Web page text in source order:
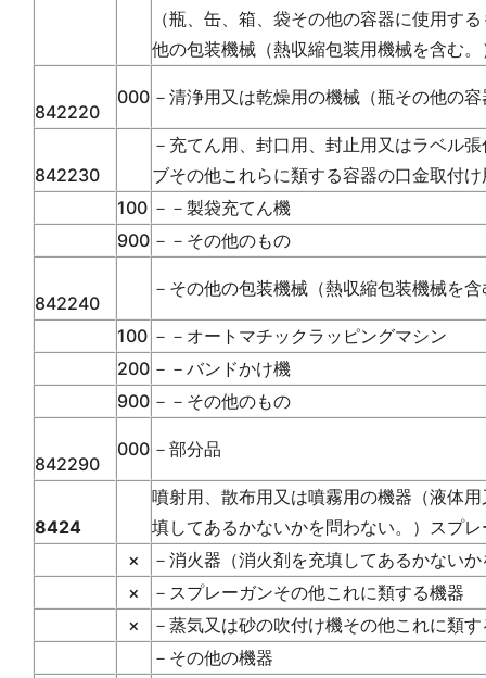
（瓶、缶、箱、袋その他の容器に使用す
他の包装機械（熱収縮包装用機械を含む
842220
000 －清浄用又は乾燥用の機械（瓶その他の
842230
－充てん用、封口用、封止用又はラベル
ブその他これらに類する容器の口金取付
100 －－製袋充てん機
900 －－その他のもの
842240
－その他の包装機械（熱収縮包装機械を
100 －－オートマチックラッピングマシン
200 －－バンドかけ機
900 －－その他のもの
842290
000 －部分品
8424
噴射用、散布用又は噴霧用の機器（液体
填してあるかないかを問わない。）スプ
×
－消火器（消火剤を充填してあるかない
×
－スプレーガンその他これに類する機器
×
－蒸気又は砂の吹付け機その他これに類
－その他の機器